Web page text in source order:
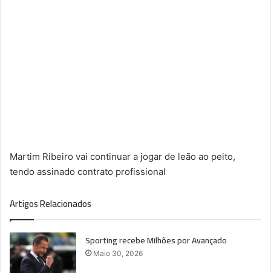
Martim Ribeiro vai continuar a jogar de leão ao peito,
tendo assinado contrato profissional
Artigos Relacionados
Sporting recebe Milhões por Avançado
Maio 30, 2026